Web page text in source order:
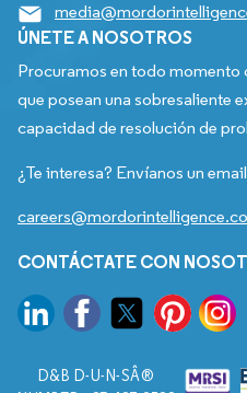
ÚNETE A NOSOTROS
Procuramos en todo momento
que posean una sobresaliente
capacidad de resolución de
¿Te interesa? Envíanos un
CONTÁCTATE CON
D&B D-U-N-SÂ®